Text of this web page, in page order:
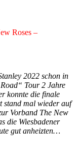
–
2022 schon in
Tour 2 Jahre
konnte die finale
stand mal wieder auf
Vorband The New
die Wiesbadener
gut anheizten…